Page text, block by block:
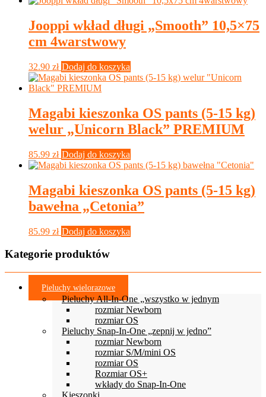
Jooppi wkład długi „Smooth” 10,5×75
cm 4warstwowy
32.90 zł Dodaj do koszyka
Magabi kieszonka OS pants (5-15 kg)
welur „Unicorn Black” PREMIUM
85.99 zł Dodaj do koszyka
Magabi kieszonka OS pants (5-15 kg)
bawełna „Cetonia”
85.99 zł Dodaj do koszyka
Kategorie produktów
Pieluchy wielorazowe
Pieluchy All-In-One „wszystko w jednym
rozmiar Newborn
rozmiar OS
Pieluchy Snap-In-One „zepnij w jedno”
rozmiar Newborn
rozmiar S/M/mini OS
rozmiar OS
Rozmiar OS+
wkłady do Snap-In-One
Kieszonki